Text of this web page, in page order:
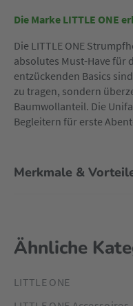
Die Marke LITTLE ONE
Die LITTLE ONE
absolutes Must-Have für
entzückenden Basics
zu tragen, sondern
Baumwollanteil. Die
Begleitern für erste
Merkmale &
Ähnliche
LITTLE ONE